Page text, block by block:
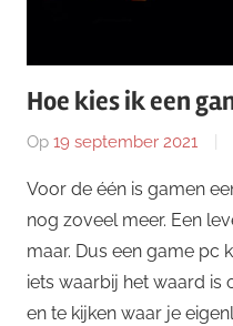
Hoe kies ik een
Op 19 september 2021
Voor de één is gamen
nog zoveel meer. Een
maar. Dus een game pc
iets waarbij het waard
en te kijken waar je